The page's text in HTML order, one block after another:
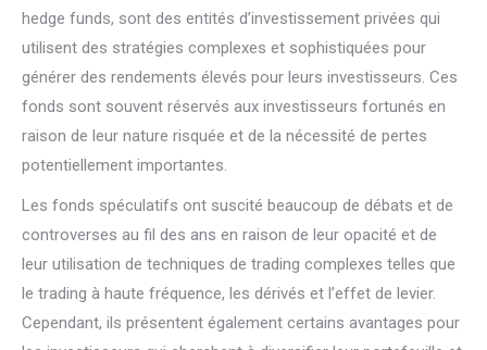
hedge funds, sont des entités d’investissement privées qui
utilisent des stratégies complexes et sophistiquées pour
générer des rendements élevés pour leurs investisseurs. Ces
fonds sont souvent réservés aux investisseurs fortunés en
raison de leur nature risquée et de la nécessité de pertes
potentiellement importantes.
Les fonds spéculatifs ont suscité beaucoup de débats et de
controverses au fil des ans en raison de leur opacité et de
leur utilisation de techniques de trading complexes telles que
le trading à haute fréquence, les dérivés et l’effet de levier.
Cependant, ils présentent également certains avantages pour